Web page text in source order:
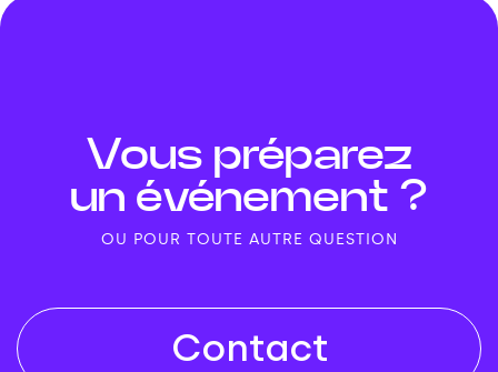
Vous préparez
un événement ?
OU POUR TOUTE AUTRE QUESTION
Contact